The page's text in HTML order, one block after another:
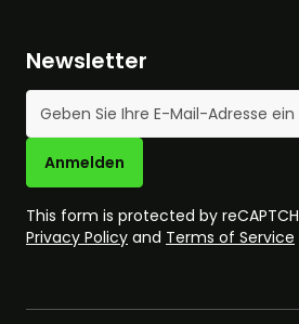
Newsletter
E-Mail-Adresse
Anmelden
This form is protected by
Privacy Policy and Terms of Service